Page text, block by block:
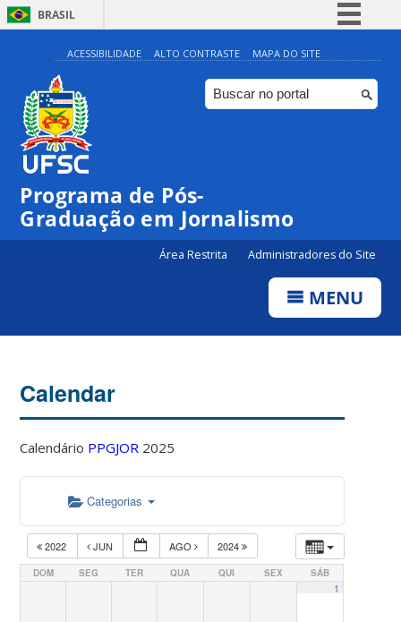
BRASIL
Simplifique!
Comunica BR
Participe
ACESSIBILIDADE ALTO CONTRASTE MAPA DO SITE
Programa de Pós-
Graduação em Jornalismo
Área Restrita Administradores do Site
MENU
Calendar
Calendário PPGJOR 2025
Categorias
2022 JUN AGO 2024
DOM SEG TER QUA QUI SEX SÁB
1